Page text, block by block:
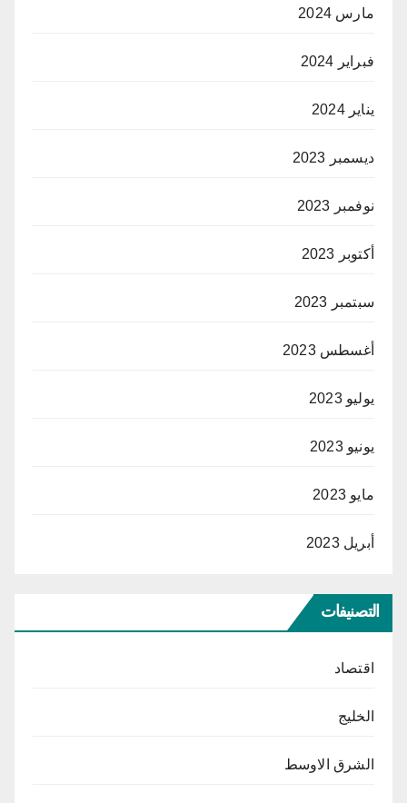
مارس 2024
فبراير 2024
يناير 2024
ديسمبر 2023
نوفمبر 2023
أكتوبر 2023
سبتمبر 2023
أغسطس 2023
يوليو 2023
يونيو 2023
مايو 2023
أبريل 2023
التصنيفات
اقتصاد
الخليج
الشرق الاوسط